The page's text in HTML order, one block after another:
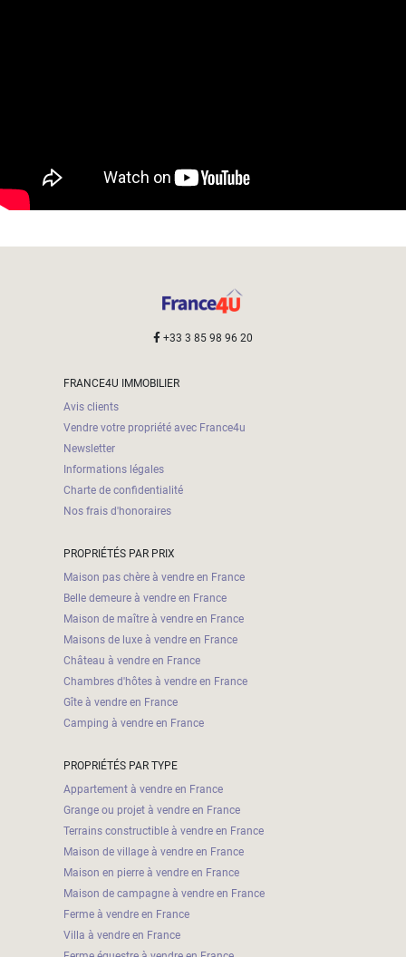
+33 3 85 98 96 20
FRANCE4U IMMOBILIER
Avis clients
Vendre votre propriété avec France4u
Newsletter
Informations légales
Charte de confidentialité
Nos frais d'honoraires
PROPRIÉTÉS PAR PRIX
Maison pas chère à vendre en France
Belle demeure à vendre en France
Maison de maître à vendre en France
Maisons de luxe à vendre en France
Château à vendre en France
Chambres d'hôtes à vendre en France
Gîte à vendre en France
Camping à vendre en France
PROPRIÉTÉS PAR TYPE
Appartement à vendre en France
Grange ou projet à vendre en France
Terrains constructible à vendre en France
Maison de village à vendre en France
Maison en pierre à vendre en France
Maison de campagne à vendre en France
Ferme à vendre en France
Villa à vendre en France